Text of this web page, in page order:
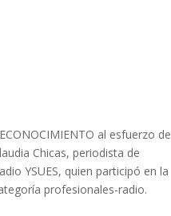
al esfuerzo de
Chicas, periodista de
YSUES, quien participó en la
profesionales-radio.